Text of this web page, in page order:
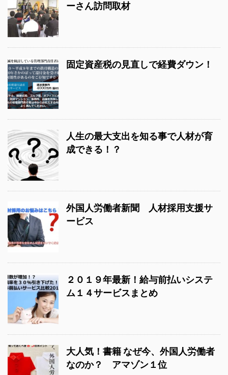
ーさん訪問取材
固定資産税の見直しで経費ダウン！
人生の最大支出を知る事で人材が育
成できる！？
外国人労働者新聞 人材採用支援サ
ービス
２０１９年最新！給与前払いシステ
ム１４サービスまとめ
大人気！書籍 なぜ今、外国人労働者
なのか？ アマゾン１位